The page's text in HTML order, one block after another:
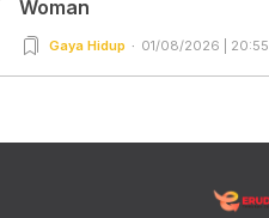
Woman
Gaya Hidup 01/08/2026 | 20:55